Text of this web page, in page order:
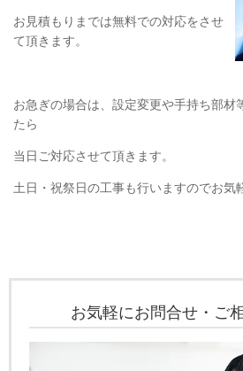
お見積もりまでは無料での対応をさせ
て頂きます。
お急ぎの場合は、設定変更や手持ち部材
たら
当日ご対応させて頂きます。
土日・祝祭日の工事も行いますのでお気
お気軽にお問合せ・ご